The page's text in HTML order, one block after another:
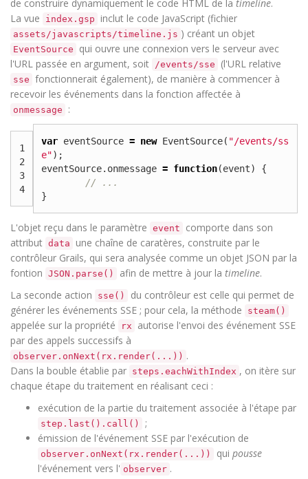
de construire dynamiquement le code HTML de la timeline.
La vue
index.gsp inclut le code JavaScript (fichier
assets/javascripts/timeline.js ) créant un objet
EventSource
qui ouvre une connexion vers le serveur avec
l'URL passée en argument, soit
/events/sse (l'URL relative
sse fonctionnerait également), de manière à commencer à
recevoir les événements dans la fonction affectée à
onmessage :
1
2
3
4
var eventSource = new EventSource( "/events/ss
e");
eventSource. onmessage = function(event)
{
// ...
}
L'objet reçu dans le paramètre event
comporte dans son
attribut data
une chaîne de caratères, construite par le
contrôleur Grails, qui sera analysée comme un objet JSON par la
fontion JSON.parse() afin de mettre à jour la timeline.
La seconde action
sse()
du contrôleur est celle qui permet de
générer les événements SSE ; pour cela, la méthode
steam()
appelée sur la propriété rx
autorise l'envoi des événement SSE
par des appels successifs à
observer.onNext(rx.render(...)) .
Dans la bouble établie par steps.eachWithIndex , on itère sur
chaque étape du traitement en réalisant ceci :
exécution de la partie du traitement associée à l'étape par
step.last().call()
;
émission de l'événement SSE par l'exécution de
observer.onNext(rx.render(...)) qui pousse
l'événement vers l' observer .